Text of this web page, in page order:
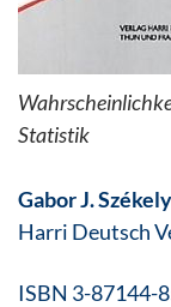
Statistik
Gabor J. Székely
Harri Deutsch
ISBN 3-87144-